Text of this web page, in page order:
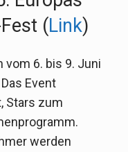
(Link)
vom 6. bis 9. Juni
Event
Stars zum
werden